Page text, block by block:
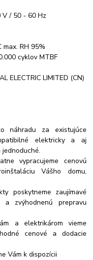
V / 50 - 60 Hz
max. RH 95%
cyklov MTBF
ELECTRIC LIMITED (CN)
náhradu za existujúce
elektricky a aj
vypracujeme cenovú
Vášho domu,
poskytneme zaujímavé
zvýhodnenú prepravu
a elektrikárom vieme
cenové a dodacie
Vám k dispozícii